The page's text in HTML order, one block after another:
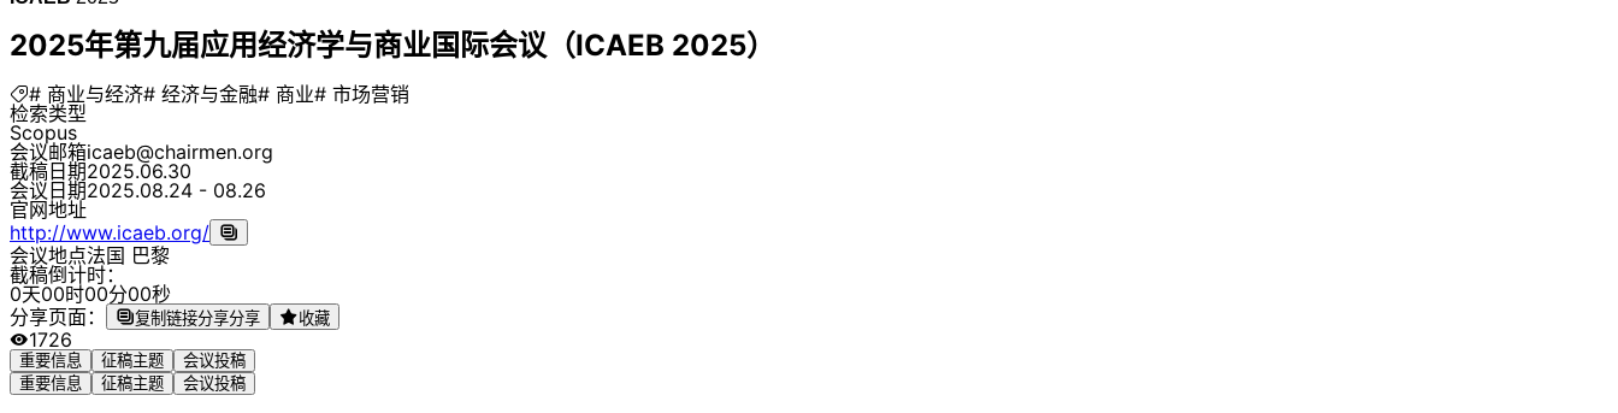
2025年第九届应用经济学与商业国际会议（ICAEB 2025）
# 商业与经济# 经济与金融# 商业# 市场营销
检索类型
Scopus
会议邮箱icaeb@chairmen.org
截稿日期2025.06.30
会议日期2025.08.24 - 08.26
官网地址
http://www.icaeb.org/
会议地点法国 巴黎
截稿倒计时：
0天00时00分00秒
分享页面：
复制链接分享分享 收藏
1726
重要信息 征稿主题
会议投稿
重要信息
征稿主题 会议投稿